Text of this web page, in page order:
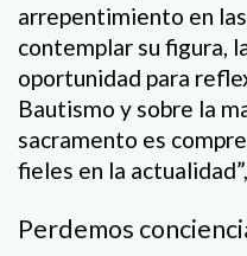
arrepentimiento en
contemplar su figura,
oportunidad para
Bautismo y sobre la
sacramento es
fieles en la
Perdemos